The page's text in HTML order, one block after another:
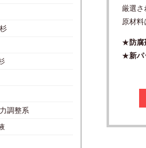
厳選
原材
★防
★新
調整系